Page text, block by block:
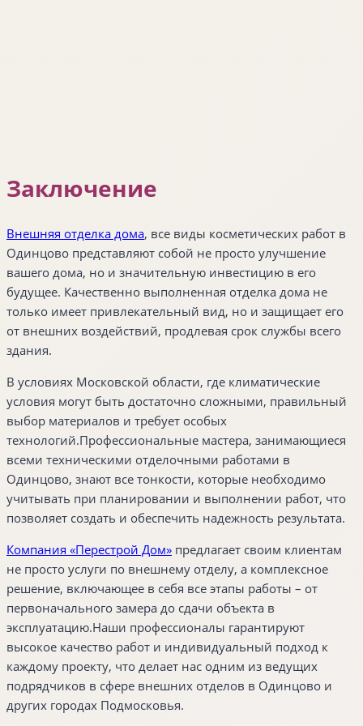
Заключение
Внешняя отделка дома, все виды косметических работ в
Одинцово представляют собой не просто улучшение
вашего дома, но и значительную инвестицию в его
будущее. Качественно выполненная отделка дома не
только имеет привлекательный вид, но и защищает его
от внешних воздействий, продлевая срок службы всего
здания.
В условиях Московской области, где климатические
условия могут быть достаточно сложными, правильный
выбор материалов и требует особых
технологий.Профессиональные мастера, занимающиеся
всеми техническими отделочными работами в
Одинцово, знают все тонкости, которые необходимо
учитывать при планировании и выполнении работ, что
позволяет создать и обеспечить надежность результата.
Компания «Перестрой Дом» предлагает своим клиентам
не просто услуги по внешнему отделу, а комплексное
решение, включающее в себя все этапы работы – от
первоначального замера до сдачи объекта в
эксплуатацию.Наши профессионалы гарантируют
высокое качество работ и индивидуальный подход к
каждому проекту, что делает нас одним из ведущих
подрядчиков в сфере внешних отделов в Одинцово и
других городах Подмосковья.